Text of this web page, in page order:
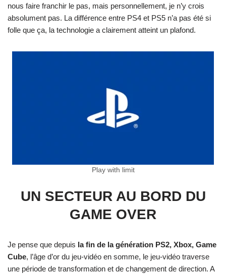
nous faire franchir le pas, mais personnellement, je n’y crois
absolument pas. La différence entre PS4 et PS5 n’a pas été si
folle que ça, la technologie a clairement atteint un plafond.
Play with limit
UN SECTEUR AU BORD DU
GAME OVER
Je pense que depuis la fin de la génération PS2, Xbox, Game
Cube, l’âge d’or du jeu-vidéo en somme, le jeu-vidéo traverse
une période de transformation et de changement de direction. A